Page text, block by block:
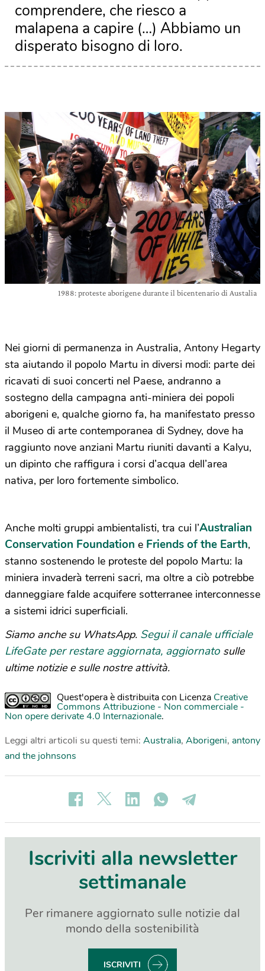
comprendere, che riesco a
malapena a capire (…) Abbiamo un
disperato bisogno di loro.
1988: proteste aborigene durante il bicentenario di Austalia
Nei giorni di permanenza in Australia, Antony Hegarty
sta aiutando il popolo Martu in diversi modi: parte dei
ricavati di suoi concerti nel Paese, andranno a
sostegno della campagna anti-miniera dei popoli
aborigeni e, qualche giorno fa, ha manifestato presso
il Museo di arte contemporanea di Sydney, dove ha
raggiunto nove anziani Martu riuniti davanti a Kalyu,
un dipinto che raffigura i corsi d’acqua dell’area
nativa, per loro fortemente simbolico.
Anche molti gruppi ambientalisti, tra cui l’Australian
Conservation Foundation e Friends of the Earth,
stanno sostenendo le proteste del popolo Martu: la
miniera invaderà terreni sacri, ma oltre a ciò potrebbe
danneggiare falde acquifere sotterranee interconnesse
a sistemi idrici superficiali.
Siamo anche su WhatsApp. Segui il canale ufficiale
LifeGate per restare aggiornata, aggiornato sulle
ultime notizie e sulle nostre attività.
Quest'opera è distribuita con Licenza Creative
Commons Attribuzione - Non commerciale -
Non opere derivate 4.0 Internazionale.
Leggi altri articoli su questi temi: Australia, Aborigeni, antony
and the johnsons
Iscriviti alla newsletter
settimanale
Per rimanere aggiornato sulle notizie dal
mondo della sostenibilità
ISCRIVITI